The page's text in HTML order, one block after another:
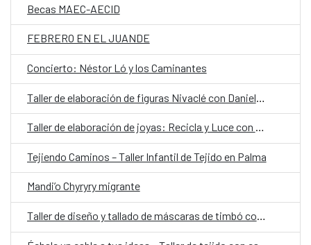
Becas MAEC-AECID
FEBRERO EN EL JUANDE
Concierto: Néstor Ló y los Caminantes
Taller de elaboración de joyas: Recicla y Luce con Cateura Accesorios
Tejiendo Caminos – Taller Infantil de Tejido en Palma
Mandi’o Chyryry migrante
Taller de diseño y tallado de máscaras de timbó con Néstor Portillo y Lucas We